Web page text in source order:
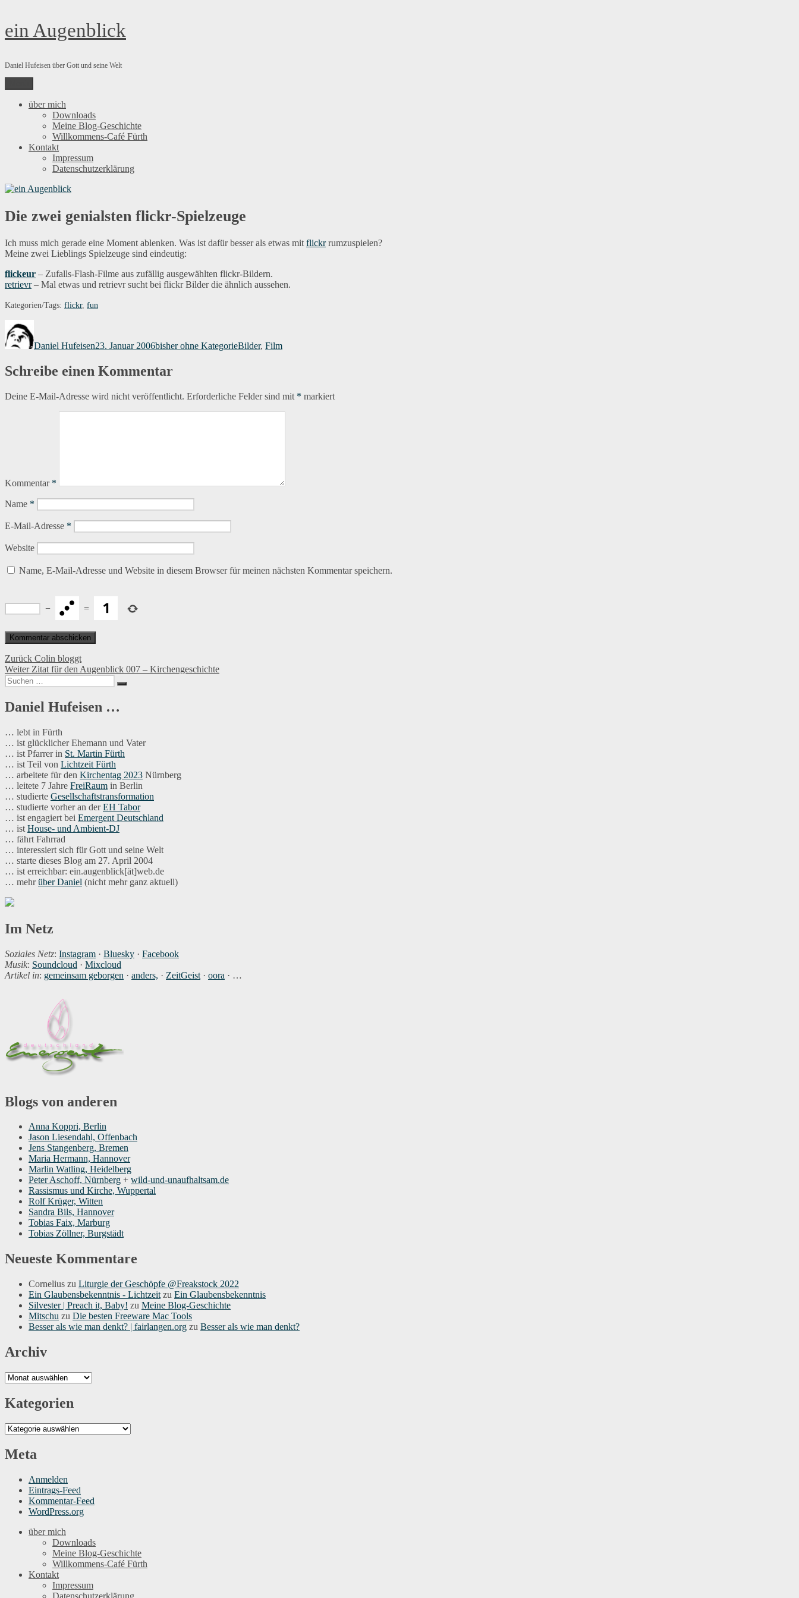
Zum
Inhalt
ein Augenblick
Daniel Hufeisen über Gott und seine Welt
über mich
Downloads
Meine Blog-Geschichte
Willkommens-Café Fürth
Kontakt
Impressum
Datenschutzerklärung
Die zwei genialsten flickr-Spielzeuge
Ich muss mich gerade eine Moment ablenken. Was ist dafür besser als etwas mit flickrrumzuspielen?
Meine zwei Lieblings Spielzeuge sind eindeutig:
flickeur – Zufalls-Flash-Filme aus zufällig ausgewählten flickr-Bildern.
retrievr– Mal etwas und retrievr sucht bei flickr Bilder die ähnlich aussehen.
Kategorien/Tags: flickr, fun
Daniel Hufeisen23. Januar 2006bisher ohne KategorieBilder, Film
Schreibe einen Kommentar
Deine E-Mail-Adresse wird nicht veröffentlicht. Erforderliche Felder sind mit * markiert
Kommentar *
Name *
E-Mail-Adresse *
Website
Name, E-Mail-Adresse und Website in diesem Browser für meinen nächsten Kommentar speichern.
− =
Beitragsnavigation
Zurück Vorheriger
Beitrag:
Colin bloggt
Weiter Nächster
Beitrag:
Zitat für den Augenblick 007 – Kirchengeschichte
Suchen
nach:
Suchen
Daniel Hufeisen …
… lebt in Fürth
… ist glücklicher Ehemann und Vater
… ist Pfarrer in St. Martin Fürth
… ist Teil von Lichtzeit Fürth
… arbeitete für den Kirchentag 2023 Nürnberg
… leitete 7 Jahre FreiRaum in Berlin
… studierte Gesellschaftstransformation
… studierte vorher an derEH Tabor
… ist engagiert bei Emergent Deutschland
… ist House- und Ambient-DJ
… fährt Fahrrad
… interessiert sich für Gott und seine Welt
… starte dieses Blog am 27. April 2004
… ist erreichbar: ein.augenblick[ät]web.de
… mehrüber Daniel (nicht mehr ganz aktuell)
Im Netz
Soziales Netz: Instagram · Bluesky · Facebook
Musik: Soundcloud · Mixcloud
Artikel in: gemeinsam geborgen · anders, · ZeitGeist · oora · …
Blogs von anderen
Anna Koppri, Berlin
Jason Liesendahl, Offenbach
Jens Stangenberg, Bremen
Maria Hermann, Hannover
Marlin Watling, Heidelberg
Peter Aschoff, Nürnberg + wild-und-unaufhaltsam.de
Rassismus und Kirche, Wuppertal
Rolf Krüger, Witten
Sandra Bils, Hannover
Tobias Faix, Marburg
Tobias Zöllner, Burgstädt
Neueste Kommentare
Cornelius zu Liturgie der Geschöpfe @Freakstock 2022
Ein Glaubensbekenntnis - Lichtzeit zu Ein Glaubensbekenntnis
Silvester | Preach it, Baby! zu Meine Blog-Geschichte
Mitschu zu Die besten Freeware Mac Tools
Besser als wie man denkt? | fairlangen.org zu Besser als wie man denkt?
Archiv
Archiv
Kategorien
Kategorien
Meta
Anmelden
Eintrags-Feed
Kommentar-Feed
WordPress.org
über mich
Downloads
Meine Blog-Geschichte
Willkommens-Café Fürth
Kontakt
Impressum
Datenschutzerklärung